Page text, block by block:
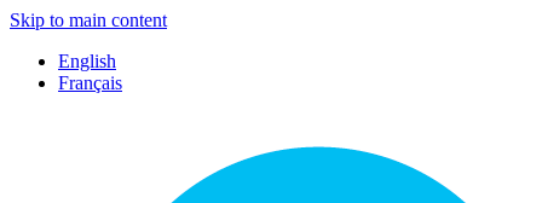
Skip to main content
English
Français